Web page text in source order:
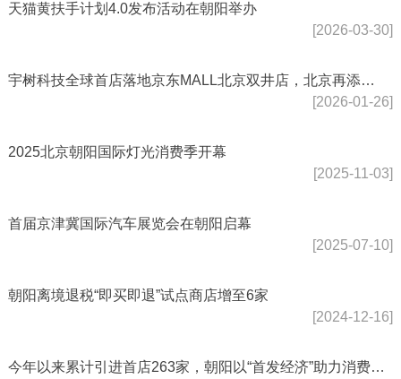
[2026-03-30]
天猫黄扶手计划4.0发布活动在朝阳举办
[2026-01-26]
宇树科技全球首店落地京东MALL北京双井店，北京再添前沿科技新地标
[2025-11-03]
2025北京朝阳国际灯光消费季开幕
[2025-07-10]
首届京津冀国际汽车展览会在朝阳启幕
[2024-12-16]
朝阳离境退税“即买即退”试点商店增至6家
今年以来累计引进首店263家，朝阳以“首发经济”助力消费提档升级